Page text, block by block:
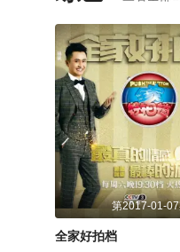
第2017-01-
全家好拍档